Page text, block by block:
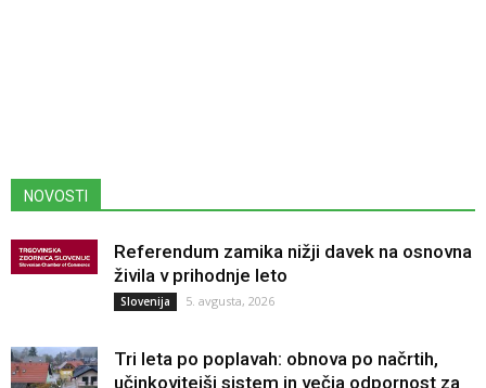
NOVOSTI
Referendum zamika nižji davek na osnovna
živila v prihodnje leto
Slovenija 5. avgusta, 2026
Tri leta po poplavah: obnova po načrtih,
učinkovitejši sistem in večja odpornost za